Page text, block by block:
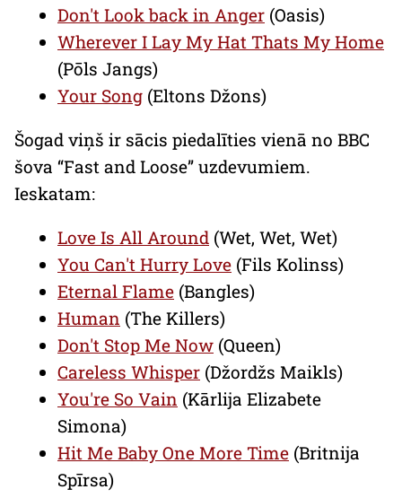
Don't Look back in Anger (Oasis)
Wherever I Lay My Hat Thats My Home
(Pōls Jangs)
Your Song (Eltons Džons)
Šogad viņš ir sācis piedalīties vienā no BBC
šova “Fast and Loose” uzdevumiem.
Ieskatam:
Love Is All Around (Wet, Wet, Wet)
You Can't Hurry Love (Fils Kolinss)
Eternal Flame (Bangles)
Human (The Killers)
Don't Stop Me Now (Queen)
Careless Whisper (Džordžs Maikls)
You're So Vain (Kārlija Elizabete
Simona)
Hit Me Baby One More Time (Britnija
Spīrsa)